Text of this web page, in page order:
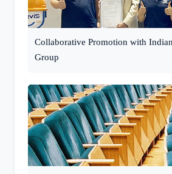
Collaborative Promotion with
Group